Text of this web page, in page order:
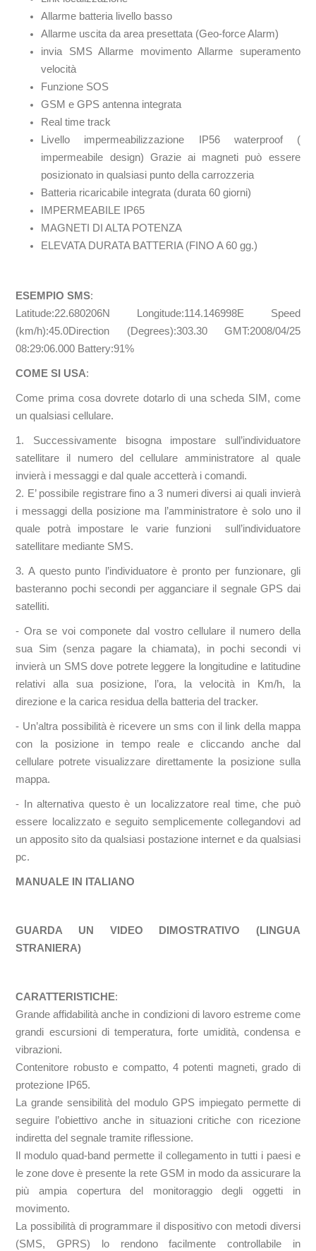
Allarme batteria livello basso
Allarme uscita da area presettata (Geo-force Alarm)
invia SMS Allarme movimento Allarme superamento
velocità
Funzione SOS
GSM e GPS antenna integrata
Real time track
Livello impermeabilizzazione IP56 waterproof (
impermeabile design) Grazie ai magneti può essere
posizionato in qualsiasi punto della carrozzeria
Batteria ricaricabile integrata (durata 60 giorni)
IMPERMEABILE IP65
MAGNETI DI ALTA POTENZA
ELEVATA DURATA BATTERIA (FINO A 60 gg.)
ESEMPIO SMS:
Latitude:22.680206N Longitude:114.146998E Speed
(km/h):45.0Direction (Degrees):303.30 GMT:2008/04/25
08:29:06.000 Battery:91%
COME SI USA:
Come prima cosa dovrete dotarlo di una scheda SIM, come
un qualsiasi cellulare.
1. Successivamente bisogna impostare sull’individuatore
satellitare il numero del cellulare amministratore al quale
invierà i messaggi e dal quale accetterà i comandi.
2. E’ possibile registrare fino a 3 numeri diversi ai quali invierà
i messaggi della posizione ma l’amministratore è solo uno il
quale potrà impostare le varie funzioni sull’individuatore
satellitare mediante SMS.
3. A questo punto l’individuatore è pronto per funzionare, gli
basteranno pochi secondi per agganciare il segnale GPS dai
satelliti.
- Ora se voi componete dal vostro cellulare il numero della
sua Sim (senza pagare la chiamata), in pochi secondi vi
invierà un SMS dove potrete leggere la longitudine e latitudine
relativi alla sua posizione, l’ora, la velocità in Km/h, la
direzione e la carica residua della batteria del tracker.
- Un’altra possibilità è ricevere un sms con il link della mappa
con la posizione in tempo reale e cliccando anche dal
cellulare potrete visualizzare direttamente la posizione sulla
mappa.
- In alternativa questo è un localizzatore real time, che può
essere localizzato e seguito semplicemente collegandovi ad
un apposito sito da qualsiasi postazione internet e da qualsiasi
pc.
MANUALE IN ITALIANO
GUARDA UN VIDEO DIMOSTRATIVO (LINGUA
STRANIERA)
CARATTERISTICHE:
Grande affidabilità anche in condizioni di lavoro estreme come
grandi escursioni di temperatura, forte umidità, condensa e
vibrazioni.
Contenitore robusto e compatto, 4 potenti magneti, grado di
protezione IP65.
La grande sensibilità del modulo GPS impiegato permette di
seguire l’obiettivo anche in situazioni critiche con ricezione
indiretta del segnale tramite riflessione.
Il modulo quad-band permette il collegamento in tutti i paesi e
le zone dove è presente la rete GSM in modo da assicurare la
più ampia copertura del monitoraggio degli oggetti in
movimento.
La possibilità di programmare il dispositivo con metodi diversi
(SMS, GPRS) lo rendono facilmente controllabile in